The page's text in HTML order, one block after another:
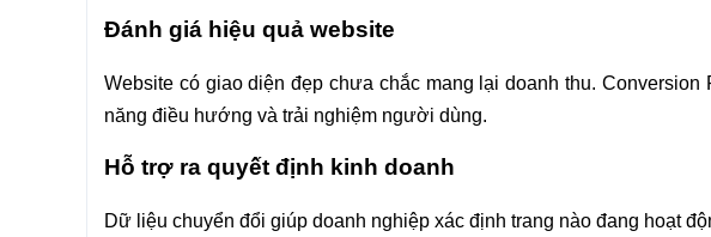
Đánh giá hiệu quả website
Website có giao diện đẹp chưa chắc mang lại doanh thu.
năng điều hướng và trải nghiệm người dùng.
Hỗ trợ ra quyết định kinh doanh
Dữ liệu chuyển đổi giúp doanh nghiệp xác định trang nào đang hoạt